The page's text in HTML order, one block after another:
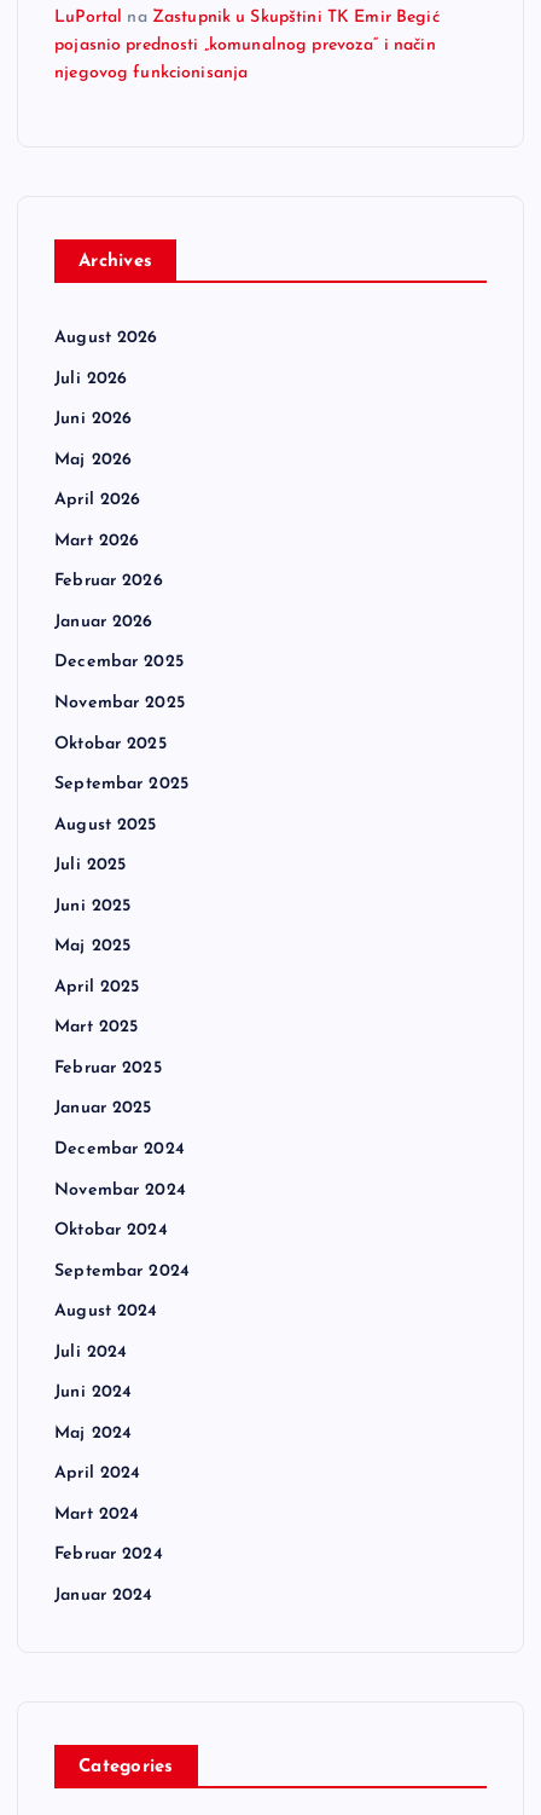
LuPortal na Zastupnik u Skupštini TK Emir Begić
pojasnio prednosti „komunalnog prevoza“ i način
njegovog funkcionisanja
Archives
August 2026
Juli 2026
Juni 2026
Maj 2026
April 2026
Mart 2026
Februar 2026
Januar 2026
Decembar 2025
Novembar 2025
Oktobar 2025
Septembar 2025
August 2025
Juli 2025
Juni 2025
Maj 2025
April 2025
Mart 2025
Februar 2025
Januar 2025
Decembar 2024
Novembar 2024
Oktobar 2024
Septembar 2024
August 2024
Juli 2024
Juni 2024
Maj 2024
April 2024
Mart 2024
Februar 2024
Januar 2024
Categories